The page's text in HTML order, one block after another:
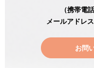
（携帯電
メールアドレス
お問